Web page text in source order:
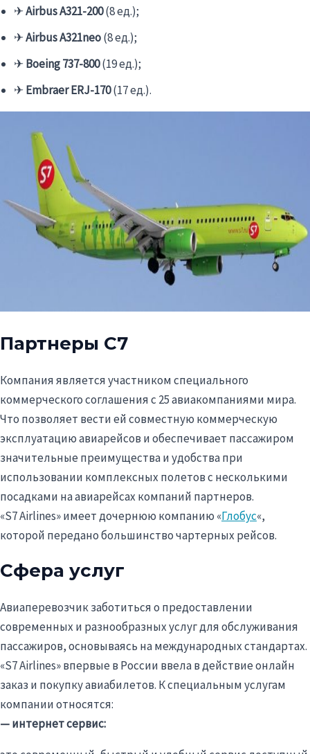
✈Airbus A321-200(8 ед.);
✈Airbus A321neo(8 ед.);
✈Boeing 737-800(19 ед.);
✈Embraer ERJ-170(17 ед.).
Партнеры С7
Компания является участником специального
коммерческого соглашения с 25 авиакомпаниями мира.
Что позволяет вести ей совместную коммерческую
эксплуатацию авиарейсов и обеспечивает пассажиром
значительные преимущества и удобства при
использовании комплексных полетов с несколькими
посадками на авиарейсах компаний партнеров.
«S7Airlines» имеет дочернюю компанию «Глобус«,
которой передано большинство чартерных рейсов.
Сфера услуг
Авиаперевозчикзаботиться о предоставлении
современных и разнообразных услуг для обслуживания
пассажиров, основываясь на международных стандартах.
«S7Airlines» впервые в России ввела в действиеонлайн
заказ и покупку авиабилетов. К специальным услугам
компании относятся:
— интернет сервис: